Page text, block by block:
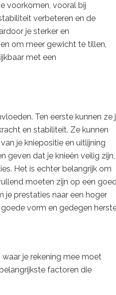
voorkomen, vooral bij
verbeteren en de
je sterker en
om meer gewicht te tillen,
met een
Ten eerste kunnen ze
en stabiliteit. Ze kunnen
je kniepositie en uitlijning
geven dat je knieën veilig zijn,
Het is echter belangrijk om
moeten zijn op een goed
je prestaties naar een hoger
vorm en gedegen
je rekening mee moet
factoren die